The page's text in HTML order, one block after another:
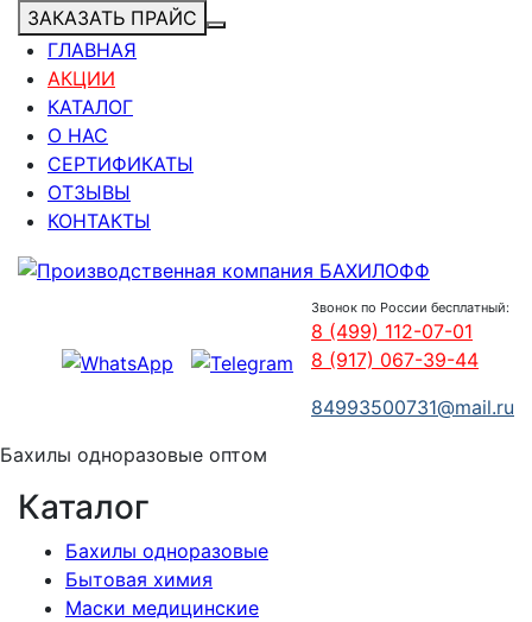
ЗАКАЗАТЬ ПРАЙС
ГЛАВНАЯ
АКЦИИ
КАТАЛОГ
О НАС
СЕРТИФИКАТЫ
ОТЗЫВЫ
КОНТАКТЫ
Звонок по России бесплатный:
8 (499) 112-07-01
8 (917) 067-39-44
84993500731@mail.ru
Бахилы одноразовые оптом
Каталог
Бахилы одноразовые
Бытовая химия
Маски медицинские